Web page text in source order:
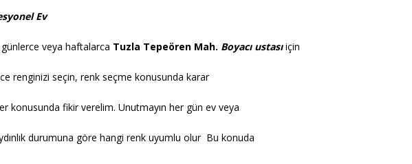
Ev
veya haftalarca Tuzla Tepeören Mah. Boyacı ustasıiçin
renginizi seçin, renk seçme konusunda karar
konusunda fikir verelim. Unutmayın her gün ev veya
durumuna göre hangi renk uyumlu olur Bu konuda